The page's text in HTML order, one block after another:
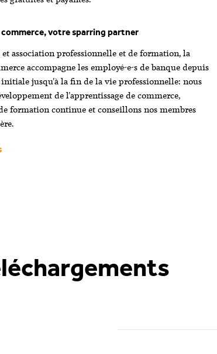
commerce, votre sparring partner
association professionnelle et de formation, la
accompagne les employé-e-s de banque depuis
jusqu'à la fin de la vie professionnelle: nous
de l'apprentissage de commerce,
formation continue et conseillons nos membres